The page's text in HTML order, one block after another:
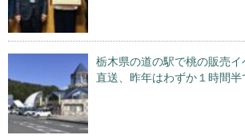
栃木県の道の駅で桃の販売
直送、昨年はわずか１時間半